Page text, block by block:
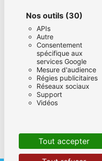
** Les données personnelles
contacter et sont enregistrées dans
et ses sous-traitants dans le seul but
collectées seront communiquées
disposez de droits d’accès, de
limitation, d’opposition, de retrait de
d’introduire une réclamation auprès
d’organiser le sort de vos données
par voie postale à l'adresse ou par
justificatif d'identité pourra vous être
pendant la période de prise de
légale aux fins probatoires et de
pour plus d’informations sur vos
Nos outils (30)
APIs
Autre
Consentement
spécifique aux
services Google
Mesure d'audience
Régies publicitaires
Réseaux sociaux
Support
Vidéos
Tout accepter